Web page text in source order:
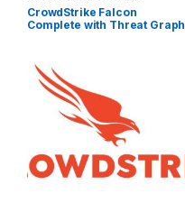
CrowdStrike Falcon
Complete with Threat Graph